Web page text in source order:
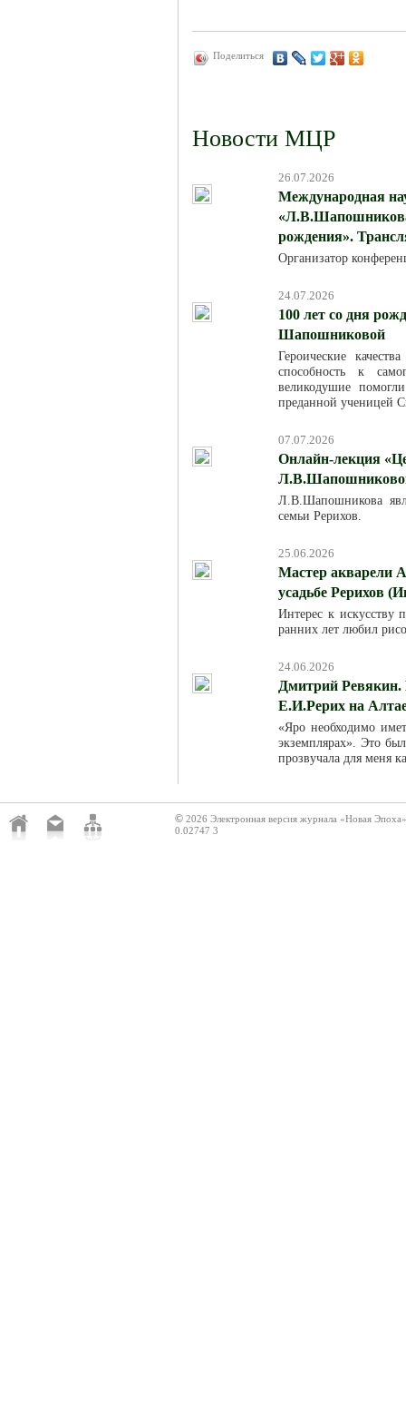
Поделиться
Новости МЦР
26.07.2026
Международная
рождения».
Организатор
24.07.2026
100 лет со дня
Шапошниковой
Героические
способность к
великодушие
преданной ученицей
07.07.2026
Онлайн-лекция
Л.В.Шапошникова
семьи Рерихов.
25.06.2026
Мастер акварели
усадьбе Рерихов
Интерес к искусству
ранних лет любил
24.06.2026
Дмитрий Ревякин.
Е.И.Рерих на
«Яро необходимо
экземплярах». Это
прозвучала для меня
© 2026 Электронная версия журнала «Новая Эпоха»
0.02747 3